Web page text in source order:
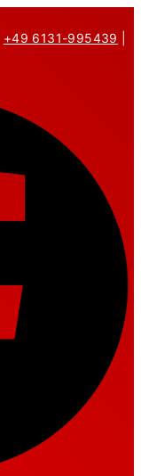
+49 6131-995439